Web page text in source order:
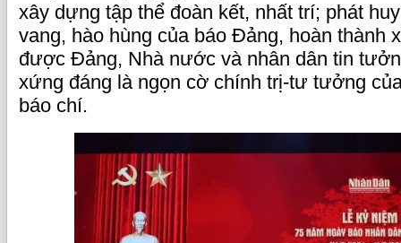
xây dựng tập thể đoàn kết, nhất trí; phát
vang, hào hùng của báo Đảng, hoàn thành
được Đảng, Nhà nước và nhân dân tin
xứng đáng là ngọn cờ chính trị-tư tưởng
báo chí.